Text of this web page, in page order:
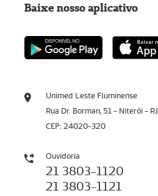
Unimed Leste Fluminense
Rua Dr. Borman, 51 - Niterói - RJ
CEP: 24020-320
Ouvidoria
21 3803-1120
21 3803-1121
Baixe nosso aplicativo